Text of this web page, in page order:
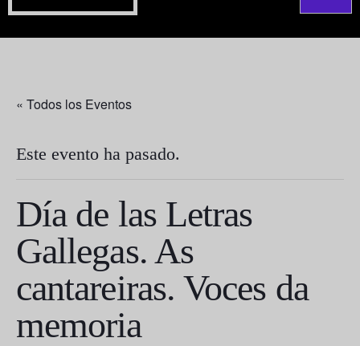
« Todos los Eventos
Este evento ha pasado.
Día de las Letras
Gallegas. As
cantareiras. Voces da
memoria